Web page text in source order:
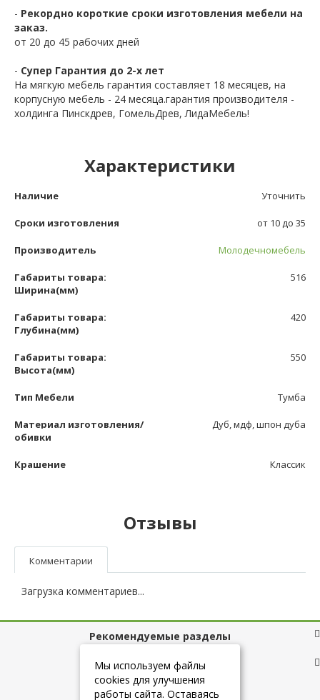
- Рекордно короткие сроки изготовления мебели на
заказ.
от 20 до 45 рабочих дней
- Супер Гарантия до 2-х лет
На мягкую мебель гарантия составляет 18 месяцев, на
корпусную мебель - 24 месяца.гарантия производителя -
холдинга Пинскдрев, ГомельДрев, ЛидаМебель!
Характеристики
Наличие Уточнить
Сроки изготовления от 10 до 35
Производитель Молодечномебель
Габариты товара:
Ширина(мм)
516
Габариты товара:
Глубина(мм)
420
Габариты товара:
Высота(мм)
550
Тип Мебели Тумба
Материал изготовления/
обивки
Дуб, мдф, шпон дуба
Крашение Классик
Отзывы
Комментарии
Загрузка комментариев...
Рекомендуемые разделы
Полезные ссылки
Мы используем файлы
cookies для улучшения
работы сайта. Оставаясь